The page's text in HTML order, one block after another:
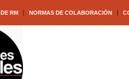
RM NORMAS DE COLABORACIÓN